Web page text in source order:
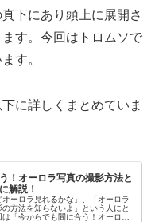
下にあり頭上に展開さ
す。今回はトロムソで
す。
に詳しくまとめていま
！オーロラ写真の撮影方法と
解説！
オーロラ見れるかな」、「オーロラ
方法を知らないよ」という人にと
「今からでも間に合う！オーロラ